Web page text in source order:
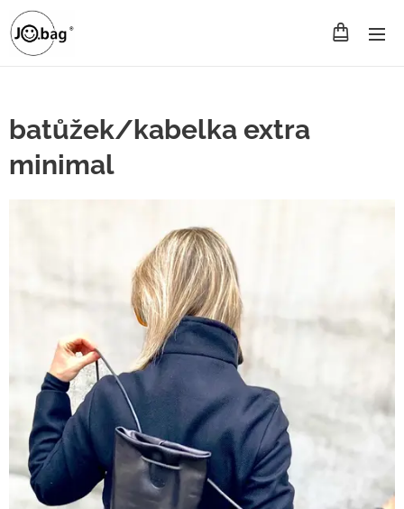
batůžek/kabelka extra
minimal